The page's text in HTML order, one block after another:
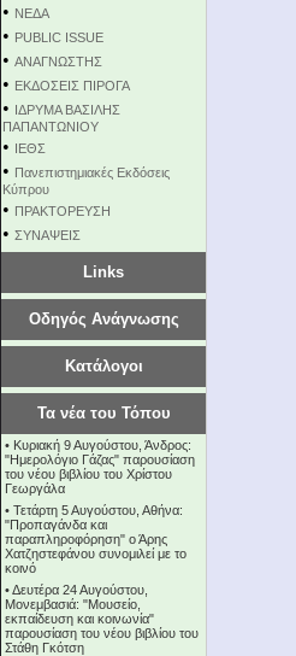
• NEΔΑ
• PUBLIC ISSUE
• ΑΝΑΓΝΩΣΤΗΣ
• ΕΚΔΟΣΕΙΣ ΠΙΡΟΓΑ
• ΙΔΡΥΜΑ ΒΑΣΙΛΗΣ
ΠΑΠΑΝΤΩΝΙΟΥ
• ΙΕΘΣ
• Πανεπιστημιακές Εκδόσεις
Κύπρου
• ΠΡΑΚΤΟΡΕΥΣΗ
• ΣΥΝΑΨΕΙΣ
Links
Οδηγός Ανάγνωσης
Κατάλογοι
Τα νέα του Τόπου
• Κυριακή 9 Αυγούστου, Άνδρος:
"Ημερολόγιο Γάζας" παρουσίαση
του νέου βιβλίου του Χρίστου
Γεωργάλα
• Τετάρτη 5 Αυγούστου, Αθήνα:
"Προπαγάνδα και
παραπληροφόρηση" ο Άρης
Χατζηστεφάνου συνομιλεί με το
κοινό
•Δευτέρα 24 Αυγούστου,
Μονεμβασιά: "Μουσείο,
εκπαίδευση και κοινωνία"
παρουσίαση του νέου βιβλίου του
Στάθη Γκότση